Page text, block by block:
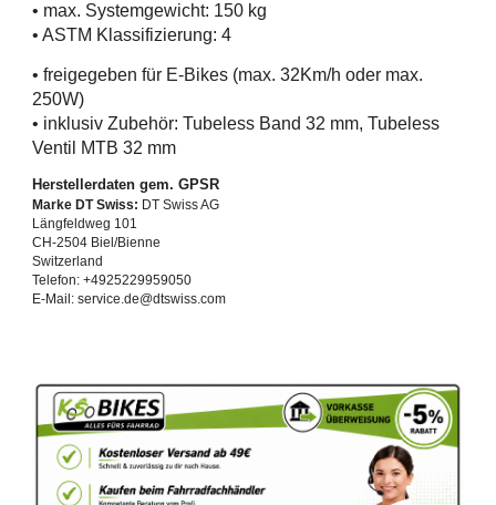
• max. Systemgewicht: 150 kg
• ASTM Klassifizierung: 4
• freigegeben für E-Bikes (max. 32Km/h oder max.
250W)
• inklusiv Zubehör: Tubeless Band 32 mm, Tubeless
Ventil MTB 32 mm
Herstellerdaten gem. GPSR
Marke DT Swiss: DT Swiss AG
Längfeldweg 101
CH-2504 Biel/Bienne
Switzerland
Telefon: +4925229959050
E-Mail: service.de@dtswiss.com